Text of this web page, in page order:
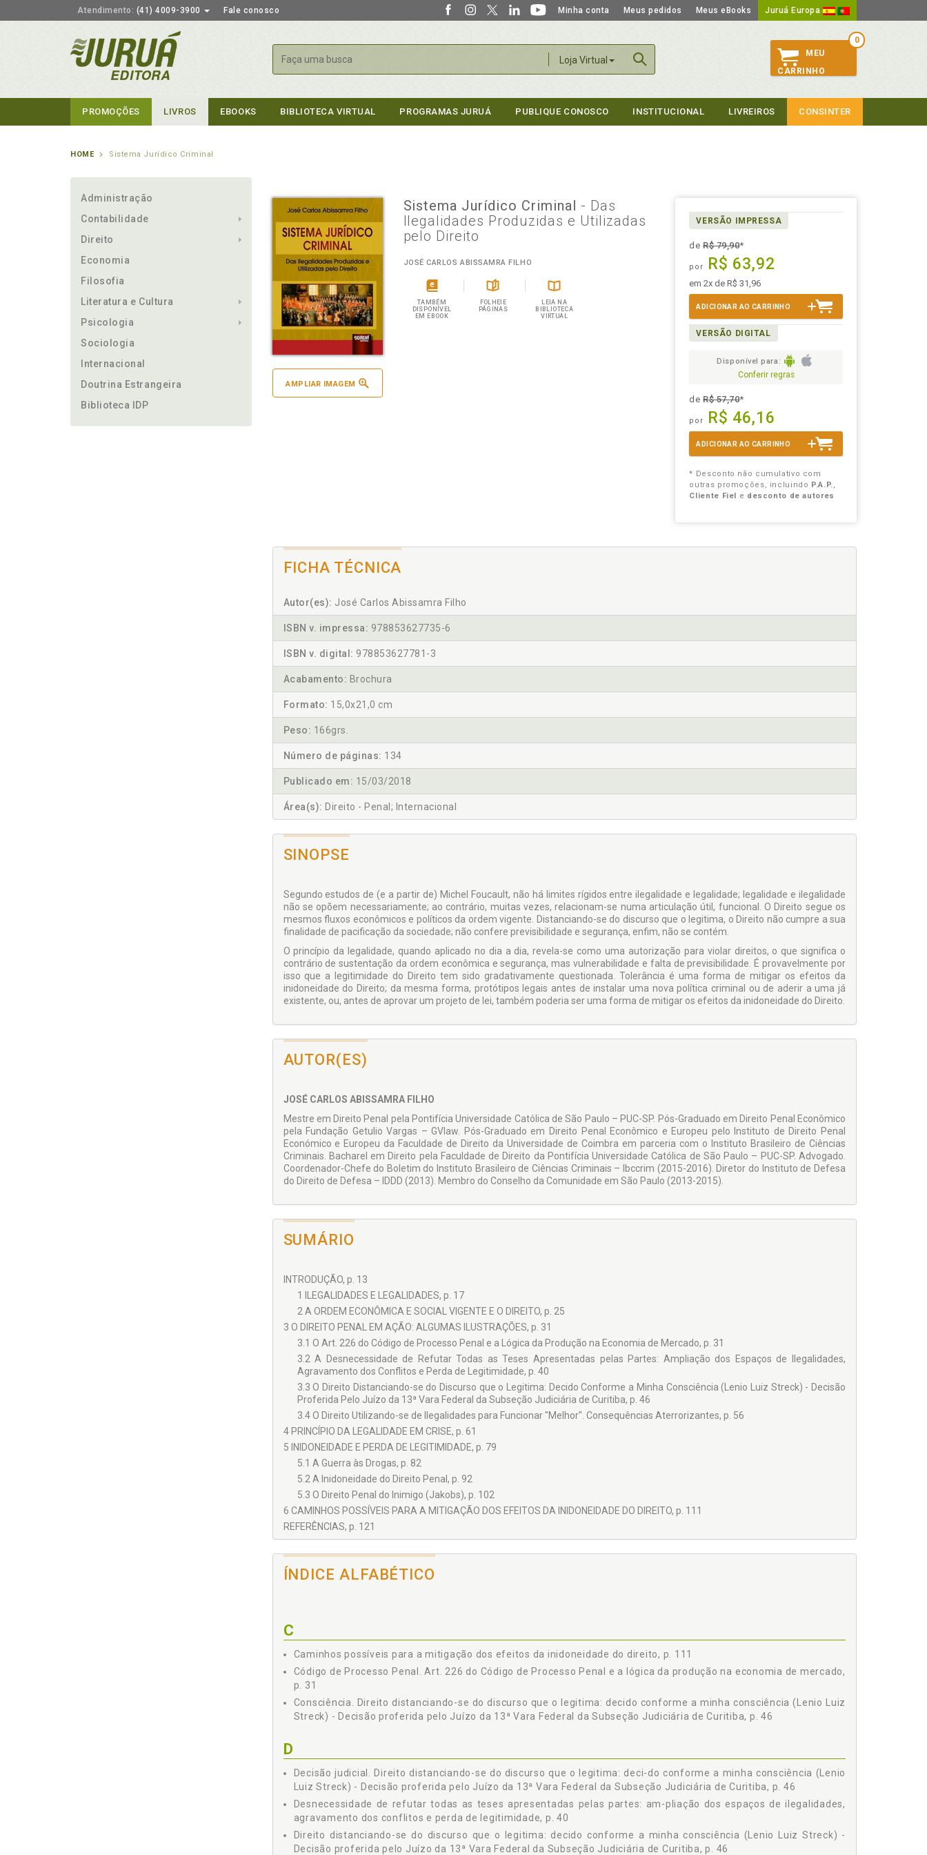
Atendimento: (41) 4009-3900 Fale conosco Minha conta Meus pedidos Meus eBooks Juruá Europa
Loja Virtual
Buscar
0
MEU
CARRINHO
PROMOÇÕES LIVROS EBOOKS BIBLIOTECA VIRTUAL PROGRAMAS JURUÁ PUBLIQUE CONOSCO INSTITUCIONAL LIVREIROS CONSINTER
HOME Sistema Jurídico Criminal
Administração
Contabilidade
Direito
Economia
Filosofia
Literatura e Cultura
Psicologia
Sociologia
Internacional
Doutrina Estrangeira
Biblioteca IDP
AMPLIAR IMAGEM
Sistema Jurídico Criminal - Das
Ilegalidades Produzidas e Utilizadas
pelo Direito
JOSÉ CARLOS ABISSAMRA FILHO
TAMBÉM
DISPONÍVEL
EM EBOOK
FOLHEIE
PÁGINAS
LEIA NA
BIBLIOTECA
VIRTUAL
VERSÃO IMPRESSA
deR$ 79,90*
por R$ 63,92
em 2x de R$ 31,96
ADICIONAR AO CARRINHO
VERSÃO DIGITAL
Disponível para:
Conferir regras
deR$ 57,70*
por R$ 46,16
ADICIONAR AO CARRINHO
* Desconto não cumulativo com
outras promoções, incluindo P.A.P.,
Cliente Fiel
e desconto de autores
FICHA TÉCNICA
Autor(es): José Carlos Abissamra Filho
ISBN v. impressa: 978853627735-6
ISBN v. digital: 978853627781-3
Acabamento: Brochura
Formato: 15,0x21,0 cm
Peso: 166grs.
Número de páginas: 134
Publicado em: 15/03/2018
Área(s): Direito - Penal; Internacional
SINOPSE
Segundo estudos de (e a partir de) Michel Foucault, não há limites rígidos entre ilegalidade e legalidade; legalidade e ilegalidade
não se opõem necessariamente; ao contrário, muitas vezes, relacionam-se numa articulação útil, funcional. O Direito segue os
mesmos fluxos econômicos e políticos da ordem vi­gente. Distanciando-se do discurso que o legitima, o Direito não cumpre a sua
finalidade de pacificação da sociedade; não confere previsibilidade e segurança, enfim, não se contém.
O princípio da legalidade, quando aplicado no dia a dia, revela-se como uma autorização para violar direi­tos, o que significa o
contrário de sustentação da or­dem econômica e segurança, mas vulnerabilidade e falta de previsibilidade. É provavelmente por
isso que a legitimidade do Direito tem sido gradativamente questionada. Tolerância é uma forma de mitigar os efeitos da
inidoneidade do Direito; da mesma forma, protótipos legais antes de instalar uma nova política criminal ou de aderir a uma já
existente, ou, antes de aprovar um projeto de lei, também poderia ser uma forma de mitigar os efeitos da inidoneidade do Direito.
AUTOR(ES)
JOSÉ CARLOS ABISSAMRA FILHO
Mestre em Direito Penal pela Pontifícia Universidade Católica de São Paulo – PUC-SP. Pós-Graduado em Direito Penal Econômico
pela Fundação Getulio Vargas – GVlaw. Pós-Graduado em Direito Penal Econômico e Europeu pelo Instituto de Direito Penal
Económico e Europeu da Faculdade de Direito da Universidade de Coimbra em parceria com o Insti­tuto Brasileiro de Ciências
Criminais. Bacharel em Direito pela Faculdade de Direito da Pontifícia Uni­versidade Católica de São Paulo – PUC-SP. Advogado.
Coordenador-Chefe do Boletim do Instituto Bra­sileiro de Ciências Crimi­nais – Ibccrim (2015-2016). Diretor do Instituto de Defesa
do Direito de Defesa – IDDD (2013). Membro do Conselho da Comuni­dade em São Paulo (2013-2015).
SUMÁRIO
INTRODUÇÃO, p. 13
1 ILEGALIDADES E LEGALIDADES, p. 17
2 A ORDEM ECONÔMICA E SOCIAL VIGENTE E O DIREITO, p. 25
3 O DIREITO PENAL EM AÇÃO: ALGUMAS ILUSTRAÇÕES, p. 31
3.1 O Art. 226 do Código de Processo Penal e a Lógica da Produção na Economia de Mercado, p. 31
3.2 A Desnecessidade de Refutar Todas as Teses Apresentadas pelas Partes: Ampliação dos Espaços de Ilegalidades,
Agravamento dos Conflitos e Perda de Legitimidade, p. 40
3.3 O Direito Distanciando-se do Discurso que o Legitima: Decido Conforme a Minha Consciência (Lenio Luiz Streck) - Decisão
Proferida Pelo Juízo da 13ª Vara Federal da Subseção Judiciária de Curitiba, p. 46
3.4 O Direito Utilizando-se de Ilegalidades para Funcionar "Melhor". Consequências Aterrorizantes, p. 56
4 PRINCÍPIO DA LEGALIDADE EM CRISE, p. 61
5 INIDONEIDADE E PERDA DE LEGITIMIDADE, p. 79
5.1 A Guerra às Drogas, p. 82
5.2 A Inidoneidade do Direito Penal, p. 92
5.3 O Direito Penal do Inimigo (Jakobs), p. 102
6 CAMINHOS POSSÍVEIS PARA A MITIGAÇÃO DOS EFEITOS DA INIDONEIDADE DO DIREITO, p. 111
REFERÊNCIAS, p. 121
ÍNDICE ALFABÉTICO
C
Caminhos possíveis para a mitigação dos efeitos da inidoneidade do direito, p. 111
Código de Processo Penal. Art. 226 do Código de Processo Penal e a lógica da produção na economia de mercado,
p. 31
Consciência. Direito distanciando-se do discurso que o legitima: decido conforme a minha consciência (Lenio Luiz
Streck) - Decisão proferida pelo Juízo da 13ª Vara Federal da Subseção Judiciária de Curitiba, p. 46
D
Decisão judicial. Direito distanciando-se do discurso que o legitima: deci-do conforme a minha consciência (Lenio
Luiz Streck) - Decisão proferida pelo Juízo da 13ª Vara Federal da Subseção Judiciária de Curitiba, p. 46
Desnecessidade de refutar todas as teses apresentadas pelas partes: am-pliação dos espaços de ilegalidades,
agravamento dos conflitos e perda de legitimidade, p. 40
Direito distanciando-se do discurso que o legitima: decido conforme a minha consciência (Lenio Luiz Streck) -
Decisão proferida pelo Juízo da 13ª Vara Federal da Subseção Judiciária de Curitiba, p. 46